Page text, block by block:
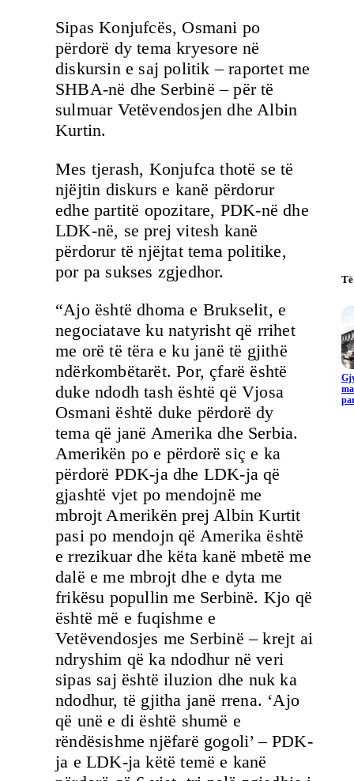
Sipas Konjufcës, Osmani po
përdorë dy tema kryesore në
diskursin e saj politik – raportet me
SHBA-në dhe Serbinë – për të
sulmuar Vetëvendosjen dhe Albin
Kurtin.
Mes tjerash, Konjufca thotë se të
njëjtin diskurs e kanë përdorur
edhe partitë opozitare, PDK-në dhe
LDK-në, se prej vitesh kanë
përdorur të njëjtat tema politike,
por pa sukses zgjedhor.
“Ajo është dhoma e Brukselit, e
negociatave ku natyrisht që rrihet
me orë të tëra e ku janë të gjithë
ndërkombëtarët. Por, çfarë është
duke ndodh tash është që Vjosa
Osmani është duke përdorë dy
tema që janë Amerika dhe Serbia.
Amerikën po e përdorë siç e ka
përdorë PDK-ja dhe LDK-ja që
gjashtë vjet po mendojnë me
mbrojt Amerikën prej Albin Kurtit
pasi po mendojn që Amerika është
e rrezikuar dhe këta kanë mbetë me
dalë e me mbrojt dhe e dyta me
frikësu popullin me Serbinë. Kjo që
është më e fuqishme e
Vetëvendosjes me Serbinë – krejt ai
ndryshim që ka ndodhur në veri
sipas saj është iluzion dhe nuk ka
ndodhur, të gjitha janë rrena. ‘Ajo
që unë e di është shumë e
rëndësishme njëfarë gogoli’ – PDK-
ja e LDK-ja këtë temë e kanë